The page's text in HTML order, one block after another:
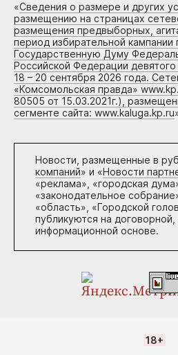
«Сведения о размере и других
размещению на страницах
размещения предвыборных,
период избирательной
Государственную Думу
Российской Федерации
18 – 20 сентября 2026 года.
«Комсомольская правда»
80505 от 15.03.2021г.),
сегменте сайта: www.kaluga.kp.ru
Новости, размещенные в
компаний» и «Новости
«реклама», «городская
«законодательное
«область», «Городской
публикуются на
информационной основе.
18+